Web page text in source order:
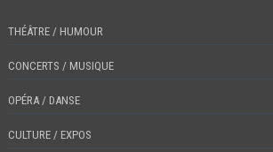
THÉÂTRE / HUMOUR
CONCERTS / MUSIQUE
OPÉRA / DANSE
CULTURE / EXPOS